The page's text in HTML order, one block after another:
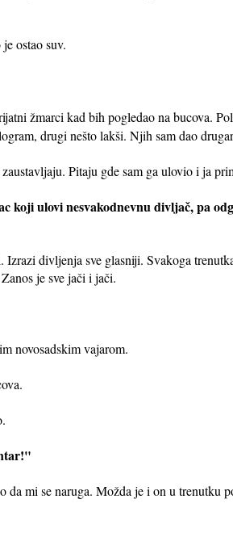
ostao suv.
žmarci kad bih pogledao na bucova.
drugi nešto lakši. Njih sam dao
Pitaju gde sam ga ulovio i ja
ulovi nesvakodnevnu divljač, pa
divljenja sve glasniji. Svakoga
je sve jači i jači.
novosadskim vajarom.
da mi se naruga. Možda je i on u trenutku